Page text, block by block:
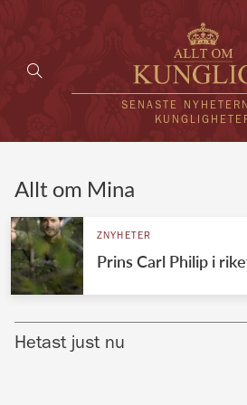
SENASTE
VÄRLDENS
Allt om Mina
ZNYHETER
Prins Carl Philip i
Hetast just nu